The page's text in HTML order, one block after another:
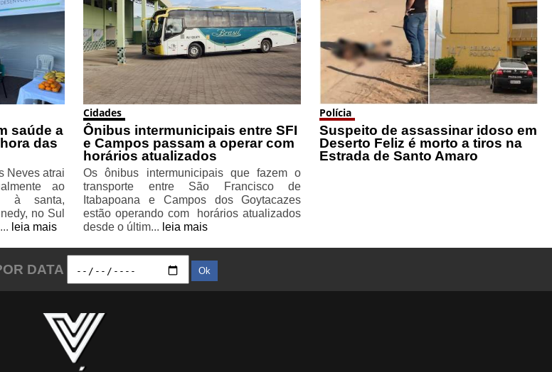
saúde a
das
Neves atrai
ao
à santa,
no Sul
leia mais
Cidades
Ônibus intermunicipais entre SFI
e Campos passam a operar com
horários atualizados
Os ônibus intermunicipais que fazem o
transporte entre São Francisco de
Itabapoana e Campos dos Goytacazes
estão operando com horários atualizados
desde o últim... leia mais
Polícia
Suspeito de assassinar idoso em
Deserto Feliz é morto a tiros na
Estrada de Santo Amaro
DATA Ok